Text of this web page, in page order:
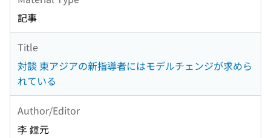
記事
Title
対談 東アジアの新指導者にはモデルチェンジが求めら
れている
Author/Editor
李 鍾元